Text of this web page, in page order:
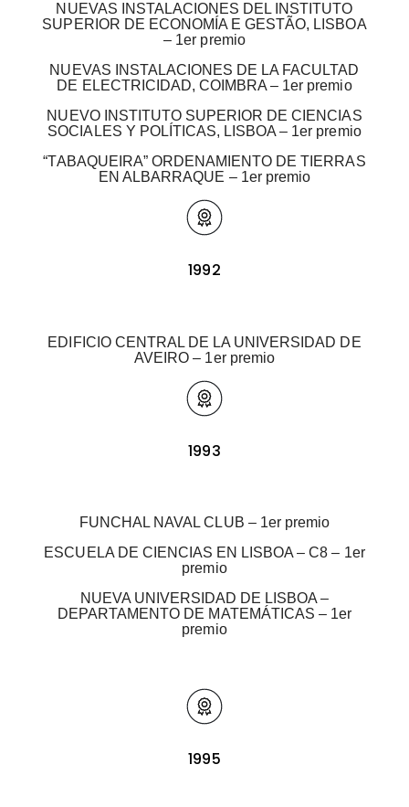
NUEVAS INSTALACIONES DEL INSTITUTO
SUPERIOR DE ECONOMÍA E GESTÃO, LISBOA
– 1er premio
NUEVAS INSTALACIONES DE LA FACULTAD
DE ELECTRICIDAD, COIMBRA – 1er premio
NUEVO INSTITUTO SUPERIOR DE CIENCIAS
SOCIALES Y POLÍTICAS, LISBOA – 1er premio
“TABAQUEIRA” ORDENAMIENTO DE TIERRAS
EN ALBARRAQUE – 1er premio
1992
EDIFICIO CENTRAL DE LA UNIVERSIDAD DE
AVEIRO – 1er premio
1993
FUNCHAL NAVAL CLUB – 1er premio
ESCUELA DE CIENCIAS EN LISBOA – C8 – 1er
premio
NUEVA UNIVERSIDAD DE LISBOA –
DEPARTAMENTO DE MATEMÁTICAS – 1er
premio
1995